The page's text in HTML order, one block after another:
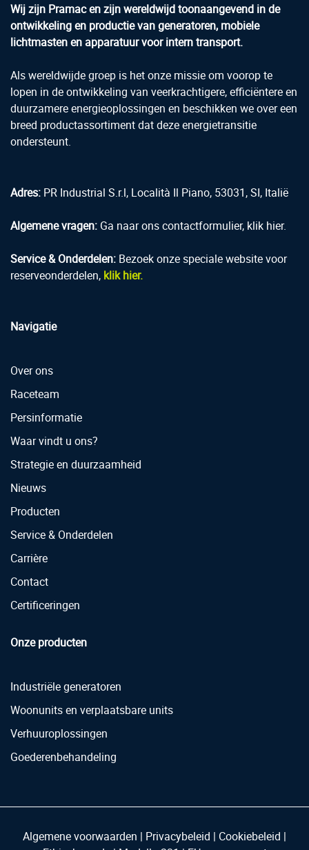
Wij zijn Pramac en zijn wereldwijd toonaangevend in de
ontwikkeling en productie van generatoren, mobiele
lichtmasten en apparatuur voor intern transport.
Als wereldwijde groep is het onze missie om voorop te
lopen in de ontwikkeling van veerkrachtigere, efficiëntere en
duurzamere energieoplossingen en beschikken we over een
breed productassortiment dat deze energietransitie
ondersteunt.
Adres: PR Industrial S.r.l, Località Il Piano, 53031, SI, Italië
Algemene vragen: Ga naar ons contactformulier, klik hier.
Service & Onderdelen: Bezoek onze speciale website voor
reserveonderdelen, klik hier.
Navigatie
Over ons
Raceteam
Persinformatie
Waar vindt u ons?
Strategie en duurzaamheid
Nieuws
Producten
Service & Onderdelen
Carrière
Contact
Certificeringen
Onze producten
Industriële generatoren
Woonunits en verplaatsbare units
Verhuuroplossingen
Goederenbehandeling
Algemene voorwaarden | Privacybeleid | Cookiebeleid |